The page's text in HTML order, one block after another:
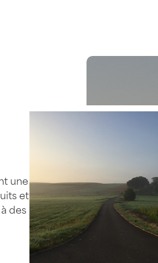
une
et
des